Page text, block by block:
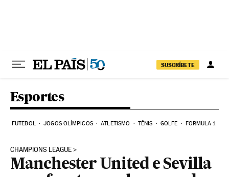
SUSCRÍBETE
Esportes
FUTEBOL JOGOS OLÍMPICOS ATLETISMO TÊNIS GOLFE FORMULA 1
CHAMPIONS LEAGUE
Manchester United e Sevilla